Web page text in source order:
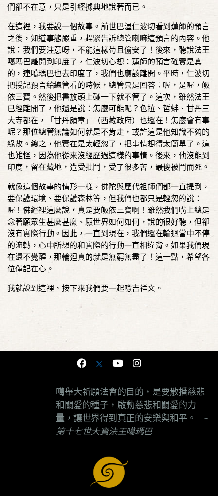
們卻不在意，只是引經據典地說著而已。
在這裡，我要說一個故事。前世巴渥仁波切看到蓮師的預言
之後，知道事態嚴重，趕緊告訴總管喇嘛這預言的內容。他
說：我們要注意呀，不能這樣苟且偷安了！後來，聽說法王
噶瑪巴離開到印度了，仁波切心想：蓮師的預言確實是真
的，連噶瑪巴也去印度了，我們也應該離開。平時，仁波切
把授記預言給總管看的時候，總管只是回答：喔，是喔，皈
依三寶。然後把書放頭上碰一下就不管了。這次，雖然法王
已經離開了，他還是說：怎麼可能呢？色拉、哲蚌、甘丹三
大寺都在，「甘丹頗章」（西藏政府）也還在！怎麼會有事
呢？那位總管無論如何就是不肯走，或許這是他知識不夠的
緣故。總之，他實在是太輕忽了，把事情想得太簡單了。這
也難怪，因為他從來沒經歷過這樣的事情。後來，他沒能到
印度，留在藏地，遭受批鬥，受了很多苦，最後被鬥而死。
就像這個故事的情形一樣，佛陀與歷代祖師們都一直提到，
要保護環境、要保護森林等，但我們也都只是輕忽的說：
喔！佛經裡這麼說，真是要皈依三寶啊！雖然我們嘴上總是
念著願眾生甚麼甚麼、願世界如何如何，說的很好聽，但卻
沒有實際行動。因此，一直到現在，我們還在輪迴當中不停
的流轉，心中所想的和實際的行動一直相違背。如果我們現
在還不覺醒，那輪迴真的就是無窮無盡了！這一點，希望各
位僅記在心。
我就說到這裡，接下來我們要一起唸吉祥文。
噶舉大祈願法會的目的，是要散播慈悲
和關愛的種子，啟動慈悲和關愛的力
量，讓世界得到真正的安樂與和平。
~
第十七世大寶法王噶瑪巴